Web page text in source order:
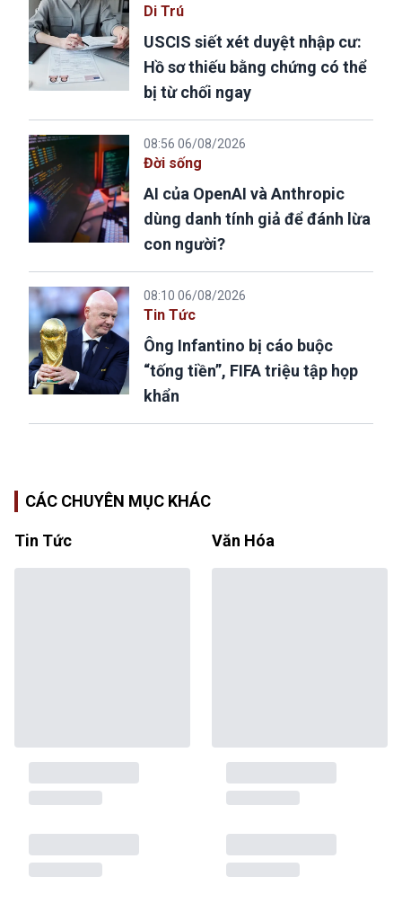
Di Trú
USCIS siết xét duyệt nhập cư:
Hồ sơ thiếu bằng chứng có thể
bị từ chối ngay
08:56 06/08/2026
Đời sống
AI của OpenAI và Anthropic
dùng danh tính giả để đánh lừa
con người?
08:10 06/08/2026
Tin Tức
Ông Infantino bị cáo buộc
“tống tiền”, FIFA triệu tập họp
khẩn
CÁC CHUYÊN MỤC KHÁC
Tin Tức Văn Hóa